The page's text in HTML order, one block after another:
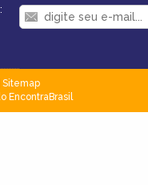
:
Sitemap
EncontraBrasil